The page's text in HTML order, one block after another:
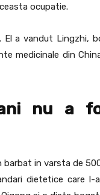
ocupatie.
a vandut Lingzhi,
medicinale din
nu a
in varsta de
dietetice care l-